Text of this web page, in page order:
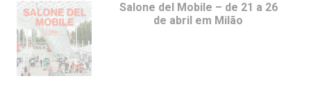
Salone del Mobile – de 21 a 26
de abril em Milão